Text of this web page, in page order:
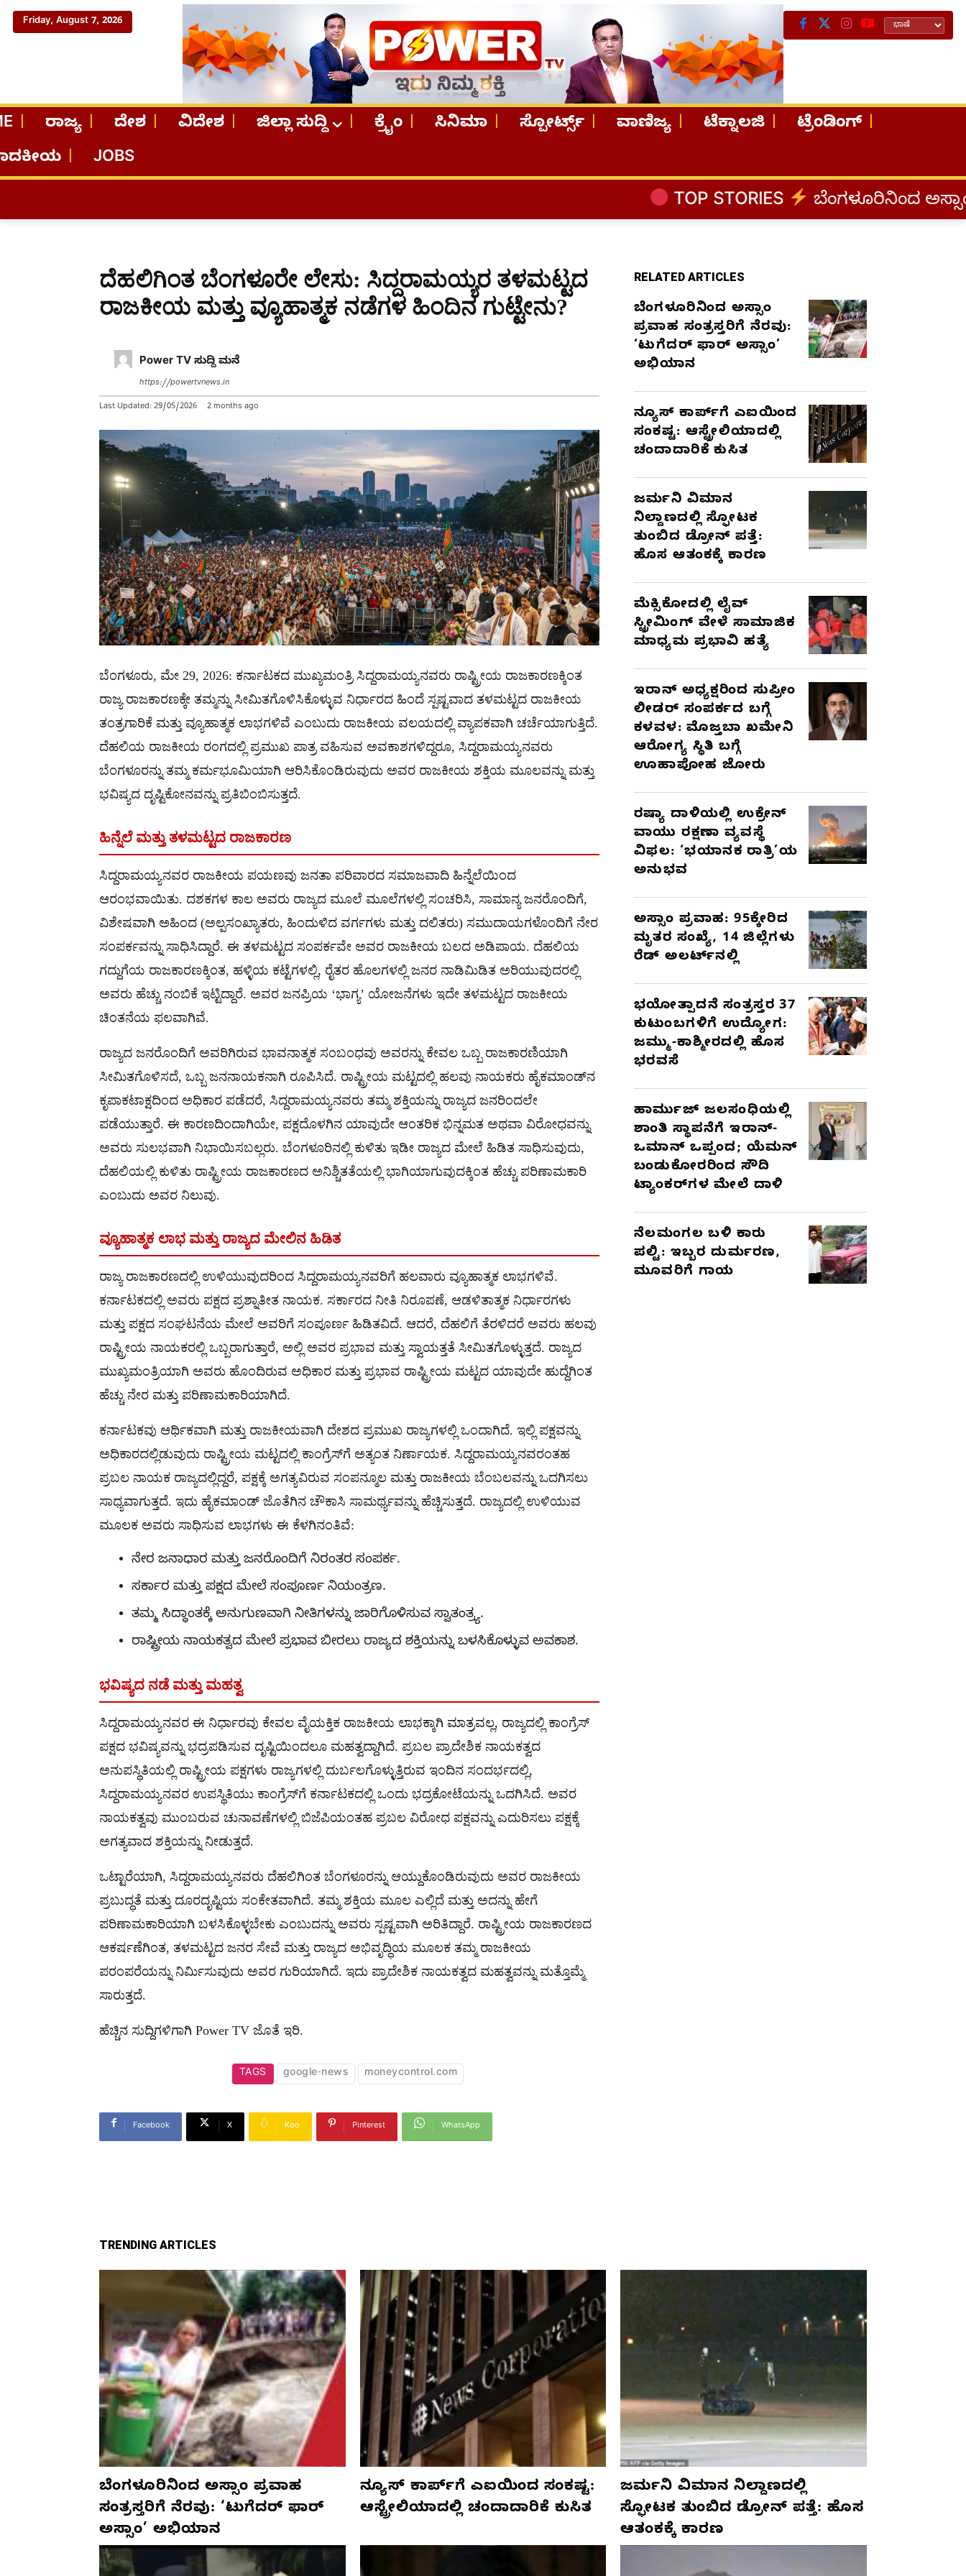
Friday, August 7, 2026
ರಾಜ್ಯ ದೇಶ ವಿದೇಶ ಜಿಲ್ಲಾ ಸುದ್ದಿ ಕ್ರೈಂ ಸಿನಿಮಾ ಸ್ಪೋರ್ಟ್ಸ್ ವಾಣಿಜ್ಯ ಟೆಕ್ನಾಲಜಿ
ಟ್ರೆಂಡಿಂಗ್
JOBS
ಬೆಂಗಳೂರಿನಿಂದ ಅಸ್ಸಾಂ ಪ್ರವಾಹ
ದೆಹಲಿಗಿಂತ ಬೆಂಗಳೂರೇ ಲೇಸು: ಸಿದ್ದರಾಮಯ್ಯರ ತಳಮಟ್ಟದ
ರಾಜಕೀಯ ಮತ್ತು ವ್ಯೂಹಾತ್ಮಕ ನಡೆಗಳ ಹಿಂದಿನ ಗುಟ್ಟೇನು?
Power TV ಸುದ್ದಿ ಮನೆ
https://powertvnews.in
Last Updated: 29/05/2026 2 months ago
ಬೆಂಗಳೂರು, ಮೇ 29, 2026: ಕರ್ನಾಟಕದ ಮುಖ್ಯಮಂತ್ರಿ ಸಿದ್ದರಾಮಯ್ಯನವರು ರಾಷ್ಟ್ರೀಯ ರಾಜಕಾರಣಕ್ಕಿಂತ
ರಾಜ್ಯ ರಾಜಕಾರಣಕ್ಕೇ ತಮ್ಮನ್ನು ಸೀಮಿತಗೊಳಿಸಿಕೊಳ್ಳುವ ನಿರ್ಧಾರದ ಹಿಂದೆ ಸ್ಪಷ್ಟವಾದ ತಳಮಟ್ಟದ ರಾಜಕೀಯ
ತಂತ್ರಗಾರಿಕೆ ಮತ್ತು ವ್ಯೂಹಾತ್ಮಕ ಲಾಭಗಳಿವೆ ಎಂಬುದು ರಾಜಕೀಯ ವಲಯದಲ್ಲಿ ವ್ಯಾಪಕವಾಗಿ ಚರ್ಚೆಯಾಗುತ್ತಿದೆ.
ದೆಹಲಿಯ ರಾಜಕೀಯ ರಂಗದಲ್ಲಿ ಪ್ರಮುಖ ಪಾತ್ರ ವಹಿಸುವ ಅವಕಾಶಗಳಿದ್ದರೂ, ಸಿದ್ದರಾಮಯ್ಯನವರು
ಬೆಂಗಳೂರನ್ನು ತಮ್ಮ ಕರ್ಮಭೂಮಿಯಾಗಿ ಆರಿಸಿಕೊಂಡಿರುವುದು ಅವರ ರಾಜಕೀಯ ಶಕ್ತಿಯ ಮೂಲವನ್ನು ಮತ್ತು
ಭವಿಷ್ಯದ ದೃಷ್ಟಿಕೋನವನ್ನು ಪ್ರತಿಬಿಂಬಿಸುತ್ತದೆ.
ಹಿನ್ನೆಲೆ ಮತ್ತು ತಳಮಟ್ಟದ ರಾಜಕಾರಣ
ಸಿದ್ದರಾಮಯ್ಯನವರ ರಾಜಕೀಯ ಪಯಣವು ಜನತಾ ಪರಿವಾರದ ಸಮಾಜವಾದಿ ಹಿನ್ನೆಲೆಯಿಂದ
ಆರಂಭವಾಯಿತು. ದಶಕಗಳ ಕಾಲ ಅವರು ರಾಜ್ಯದ ಮೂಲೆ ಮೂಲೆಗಳಲ್ಲಿ ಸಂಚರಿಸಿ, ಸಾಮಾನ್ಯ ಜನರೊಂದಿಗೆ,
ವಿಶೇಷವಾಗಿ ಅಹಿಂದ (ಅಲ್ಪಸಂಖ್ಯಾತರು, ಹಿಂದುಳಿದ ವರ್ಗಗಳು ಮತ್ತು ದಲಿತರು) ಸಮುದಾಯಗಳೊಂದಿಗೆ ನೇರ
ಸಂಪರ್ಕವನ್ನು ಸಾಧಿಸಿದ್ದಾರೆ. ಈ ತಳಮಟ್ಟದ ಸಂಪರ್ಕವೇ ಅವರ ರಾಜಕೀಯ ಬಲದ ಅಡಿಪಾಯ. ದೆಹಲಿಯ
ಗದ್ದುಗೆಯ ರಾಜಕಾರಣಕ್ಕಿಂತ, ಹಳ್ಳಿಯ ಕಟ್ಟೆಗಳಲ್ಲಿ, ರೈತರ ಹೊಲಗಳಲ್ಲಿ ಜನರ ನಾಡಿಮಿಡಿತ ಅರಿಯುವುದರಲ್ಲಿ
ಅವರು ಹೆಚ್ಚು ನಂಬಿಕೆ ಇಟ್ಟಿದ್ದಾರೆ. ಅವರ ಜನಪ್ರಿಯ ‘ಭಾಗ್ಯ’ ಯೋಜನೆಗಳು ಇದೇ ತಳಮಟ್ಟದ ರಾಜಕೀಯ
ಚಿಂತನೆಯ ಫಲವಾಗಿವೆ.
ರಾಜ್ಯದ ಜನರೊಂದಿಗೆ ಅವರಿಗಿರುವ ಭಾವನಾತ್ಮಕ ಸಂಬಂಧವು ಅವರನ್ನು ಕೇವಲ ಒಬ್ಬ ರಾಜಕಾರಣಿಯಾಗಿ
ಸೀಮಿತಗೊಳಿಸದೆ, ಒಬ್ಬ ಜನನಾಯಕನಾಗಿ ರೂಪಿಸಿದೆ. ರಾಷ್ಟ್ರೀಯ ಮಟ್ಟದಲ್ಲಿ ಹಲವು ನಾಯಕರು ಹೈಕಮಾಂಡ್‌ನ
ಕೃಪಾಕಟಾಕ್ಷದಿಂದ ಅಧಿಕಾರ ಪಡೆದರೆ, ಸಿದ್ದರಾಮಯ್ಯನವರು ತಮ್ಮ ಶಕ್ತಿಯನ್ನು ರಾಜ್ಯದ ಜನರಿಂದಲೇ
ಪಡೆಯುತ್ತಾರೆ. ಈ ಕಾರಣದಿಂದಾಗಿಯೇ, ಪಕ್ಷದೊಳಗಿನ ಯಾವುದೇ ಆಂತರಿಕ ಭಿನ್ನಮತ ಅಥವಾ ವಿರೋಧವನ್ನು
ಅವರು ಸುಲಭವಾಗಿ ನಿಭಾಯಿಸಬಲ್ಲರು. ಬೆಂಗಳೂರಿನಲ್ಲಿ ಕುಳಿತು ಇಡೀ ರಾಜ್ಯದ ಮೇಲೆ ಹಿಡಿತ ಸಾಧಿಸುವುದು,
ದೆಹಲಿಯಲ್ಲಿ ಕುಳಿತು ರಾಷ್ಟ್ರೀಯ ರಾಜಕಾರಣದ ಅನಿಶ್ಚಿತತೆಯಲ್ಲಿ ಭಾಗಿಯಾಗುವುದಕ್ಕಿಂತ ಹೆಚ್ಚು ಪರಿಣಾಮಕಾರಿ
ಎಂಬುದು ಅವರ ನಿಲುವು.
ವ್ಯೂಹಾತ್ಮಕ ಲಾಭ ಮತ್ತು ರಾಜ್ಯದ ಮೇಲಿನ ಹಿಡಿತ
ರಾಜ್ಯ ರಾಜಕಾರಣದಲ್ಲಿ ಉಳಿಯುವುದರಿಂದ ಸಿದ್ದರಾಮಯ್ಯನವರಿಗೆ ಹಲವಾರು ವ್ಯೂಹಾತ್ಮಕ ಲಾಭಗಳಿವೆ.
ಕರ್ನಾಟಕದಲ್ಲಿ ಅವರು ಪಕ್ಷದ ಪ್ರಶ್ನಾತೀತ ನಾಯಕ. ಸರ್ಕಾರದ ನೀತಿ ನಿರೂಪಣೆ, ಆಡಳಿತಾತ್ಮಕ ನಿರ್ಧಾರಗಳು
ಮತ್ತು ಪಕ್ಷದ ಸಂಘಟನೆಯ ಮೇಲೆ ಅವರಿಗೆ ಸಂಪೂರ್ಣ ಹಿಡಿತವಿದೆ. ಆದರೆ, ದೆಹಲಿಗೆ ತೆರಳಿದರೆ ಅವರು ಹಲವು
ರಾಷ್ಟ್ರೀಯ ನಾಯಕರಲ್ಲಿ ಒಬ್ಬರಾಗುತ್ತಾರೆ, ಅಲ್ಲಿ ಅವರ ಪ್ರಭಾವ ಮತ್ತು ಸ್ವಾಯತ್ತತೆ ಸೀಮಿತಗೊಳ್ಳುತ್ತದೆ. ರಾಜ್ಯದ
ಮುಖ್ಯಮಂತ್ರಿಯಾಗಿ ಅವರು ಹೊಂದಿರುವ ಅಧಿಕಾರ ಮತ್ತು ಪ್ರಭಾವ ರಾಷ್ಟ್ರೀಯ ಮಟ್ಟದ ಯಾವುದೇ ಹುದ್ದೆಗಿಂತ
ಹೆಚ್ಚು ನೇರ ಮತ್ತು ಪರಿಣಾಮಕಾರಿಯಾಗಿದೆ.
ಕರ್ನಾಟಕವು ಆರ್ಥಿಕವಾಗಿ ಮತ್ತು ರಾಜಕೀಯವಾಗಿ ದೇಶದ ಪ್ರಮುಖ ರಾಜ್ಯಗಳಲ್ಲಿ ಒಂದಾಗಿದೆ. ಇಲ್ಲಿ ಪಕ್ಷವನ್ನು
ಅಧಿಕಾರದಲ್ಲಿಡುವುದು ರಾಷ್ಟ್ರೀಯ ಮಟ್ಟದಲ್ಲಿ ಕಾಂಗ್ರೆಸ್‌ಗೆ ಅತ್ಯಂತ ನಿರ್ಣಾಯಕ. ಸಿದ್ದರಾಮಯ್ಯನವರಂತಹ
ಪ್ರಬಲ ನಾಯಕ ರಾಜ್ಯದಲ್ಲಿದ್ದರೆ, ಪಕ್ಷಕ್ಕೆ ಅಗತ್ಯವಿರುವ ಸಂಪನ್ಮೂಲ ಮತ್ತು ರಾಜಕೀಯ ಬೆಂಬಲವನ್ನು ಒದಗಿಸಲು
ಸಾಧ್ಯವಾಗುತ್ತದೆ. ಇದು ಹೈಕಮಾಂಡ್ ಜೊತೆಗಿನ ಚೌಕಾಸಿ ಸಾಮರ್ಥ್ಯವನ್ನು ಹೆಚ್ಚಿಸುತ್ತದೆ. ರಾಜ್ಯದಲ್ಲಿ ಉಳಿಯುವ
ಮೂಲಕ ಅವರು ಸಾಧಿಸುವ ಲಾಭಗಳು ಈ ಕೆಳಗಿನಂತಿವೆ:
ನೇರ ಜನಾಧಾರ ಮತ್ತು ಜನರೊಂದಿಗೆ ನಿರಂತರ ಸಂಪರ್ಕ.
ಸರ್ಕಾರ ಮತ್ತು ಪಕ್ಷದ ಮೇಲೆ ಸಂಪೂರ್ಣ ನಿಯಂತ್ರಣ.
ತಮ್ಮ ಸಿದ್ಧಾಂತಕ್ಕೆ ಅನುಗುಣವಾಗಿ ನೀತಿಗಳನ್ನು ಜಾರಿಗೊಳಿಸುವ ಸ್ವಾತಂತ್ರ್ಯ.
ರಾಷ್ಟ್ರೀಯ ನಾಯಕತ್ವದ ಮೇಲೆ ಪ್ರಭಾವ ಬೀರಲು ರಾಜ್ಯದ ಶಕ್ತಿಯನ್ನು ಬಳಸಿಕೊಳ್ಳುವ ಅವಕಾಶ.
ಭವಿಷ್ಯದ ನಡೆ ಮತ್ತು ಮಹತ್ವ
ಸಿದ್ದರಾಮಯ್ಯನವರ ಈ ನಿರ್ಧಾರವು ಕೇವಲ ವೈಯಕ್ತಿಕ ರಾಜಕೀಯ ಲಾಭಕ್ಕಾಗಿ ಮಾತ್ರವಲ್ಲ, ರಾಜ್ಯದಲ್ಲಿ ಕಾಂಗ್ರೆಸ್
ಪಕ್ಷದ ಭವಿಷ್ಯವನ್ನು ಭದ್ರಪಡಿಸುವ ದೃಷ್ಟಿಯಿಂದಲೂ ಮಹತ್ವದ್ದಾಗಿದೆ. ಪ್ರಬಲ ಪ್ರಾದೇಶಿಕ ನಾಯಕತ್ವದ
ಅನುಪಸ್ಥಿತಿಯಲ್ಲಿ ರಾಷ್ಟ್ರೀಯ ಪಕ್ಷಗಳು ರಾಜ್ಯಗಳಲ್ಲಿ ದುರ್ಬಲಗೊಳ್ಳುತ್ತಿರುವ ಇಂದಿನ ಸಂದರ್ಭದಲ್ಲಿ,
ಸಿದ್ದರಾಮಯ್ಯನವರ ಉಪಸ್ಥಿತಿಯು ಕಾಂಗ್ರೆಸ್‌ಗೆ ಕರ್ನಾಟಕದಲ್ಲಿ ಒಂದು ಭದ್ರಕೋಟೆಯನ್ನು ಒದಗಿಸಿದೆ. ಅವರ
ನಾಯಕತ್ವವು ಮುಂಬರುವ ಚುನಾವಣೆಗಳಲ್ಲಿ ಬಿಜೆಪಿಯಂತಹ ಪ್ರಬಲ ವಿರೋಧ ಪಕ್ಷವನ್ನು ಎದುರಿಸಲು ಪಕ್ಷಕ್ಕೆ
ಅಗತ್ಯವಾದ ಶಕ್ತಿಯನ್ನು ನೀಡುತ್ತದೆ.
ಒಟ್ಟಾರೆಯಾಗಿ, ಸಿದ್ದರಾಮಯ್ಯನವರು ದೆಹಲಿಗಿಂತ ಬೆಂಗಳೂರನ್ನು ಆಯ್ದುಕೊಂಡಿರುವುದು ಅವರ ರಾಜಕೀಯ
ಪ್ರಬುದ್ಧತೆ ಮತ್ತು ದೂರದೃಷ್ಟಿಯ ಸಂಕೇತವಾಗಿದೆ. ತಮ್ಮ ಶಕ್ತಿಯ ಮೂಲ ಎಲ್ಲಿದೆ ಮತ್ತು ಅದನ್ನು ಹೇಗೆ
ಪರಿಣಾಮಕಾರಿಯಾಗಿ ಬಳಸಿಕೊಳ್ಳಬೇಕು ಎಂಬುದನ್ನು ಅವರು ಸ್ಪಷ್ಟವಾಗಿ ಅರಿತಿದ್ದಾರೆ. ರಾಷ್ಟ್ರೀಯ ರಾಜಕಾರಣದ
ಆಕರ್ಷಣೆಗಿಂತ, ತಳಮಟ್ಟದ ಜನರ ಸೇವೆ ಮತ್ತು ರಾಜ್ಯದ ಅಭಿವೃದ್ಧಿಯ ಮೂಲಕ ತಮ್ಮ ರಾಜಕೀಯ
ಪರಂಪರೆಯನ್ನು ನಿರ್ಮಿಸುವುದು ಅವರ ಗುರಿಯಾಗಿದೆ. ಇದು ಪ್ರಾದೇಶಿಕ ನಾಯಕತ್ವದ ಮಹತ್ವವನ್ನು ಮತ್ತೊಮ್ಮೆ
ಸಾರುತ್ತದೆ.
ಹೆಚ್ಚಿನ ಸುದ್ದಿಗಳಿಗಾಗಿ Power TV ಜೊತೆ ಇರಿ.
TAGS google-news moneycontrol.com
Facebook X Koo Pinterest WhatsApp
RELATED ARTICLES
ಬೆಂಗಳೂರಿನಿಂದ ಅಸ್ಸಾಂ
ಪ್ರವಾಹ ಸಂತ್ರಸ್ತರಿಗೆ ನೆರವು:
‘ಟುಗೆದರ್ ಫಾರ್ ಅಸ್ಸಾಂ’
ಅಭಿಯಾನ
ನ್ಯೂಸ್ ಕಾರ್ಪ್‌ಗೆ ಎಐಯಿಂದ
ಸಂಕಷ್ಟ: ಆಸ್ಟ್ರೇಲಿಯಾದಲ್ಲಿ
ಚಂದಾದಾರಿಕೆ ಕುಸಿತ
ಜರ್ಮನಿ ವಿಮಾನ
ನಿಲ್ದಾಣದಲ್ಲಿ ಸ್ಫೋಟಕ
ತುಂಬಿದ ಡ್ರೋನ್ ಪತ್ತೆ:
ಹೊಸ ಆತಂಕಕ್ಕೆ ಕಾರಣ
ಮೆಕ್ಸಿಕೋದಲ್ಲಿ ಲೈವ್
ಸ್ಟ್ರೀಮಿಂಗ್ ವೇಳೆ ಸಾಮಾಜಿಕ
ಮಾಧ್ಯಮ ಪ್ರಭಾವಿ ಹತ್ಯೆ
ಇರಾನ್ ಅಧ್ಯಕ್ಷರಿಂದ ಸುಪ್ರೀಂ
ಲೀಡರ್ ಸಂಪರ್ಕದ ಬಗ್ಗೆ
ಕಳವಳ: ಮೊಜ್ತಬಾ ಖಮೇನಿ
ಆರೋಗ್ಯ ಸ್ಥಿತಿ ಬಗ್ಗೆ
ಊಹಾಪೋಹ ಜೋರು
ರಷ್ಯಾ ದಾಳಿಯಲ್ಲಿ ಉಕ್ರೇನ್
ವಾಯು ರಕ್ಷಣಾ ವ್ಯವಸ್ಥೆ
ವಿಫಲ: ‘ಭಯಾನಕ ರಾತ್ರಿ’ಯ
ಅನುಭವ
ಅಸ್ಸಾಂ ಪ್ರವಾಹ: 95ಕ್ಕೇರಿದ
ಮೃತರ ಸಂಖ್ಯೆ, 14 ಜಿಲ್ಲೆಗಳು
ರೆಡ್ ಅಲರ್ಟ್‌ನಲ್ಲಿ
ಭಯೋತ್ಪಾದನೆ ಸಂತ್ರಸ್ತರ 37
ಕುಟುಂಬಗಳಿಗೆ ಉದ್ಯೋಗ:
ಜಮ್ಮು-ಕಾಶ್ಮೀರದಲ್ಲಿ ಹೊಸ
ಭರವಸೆ
ಹಾರ್ಮುಜ್ ಜಲಸಂಧಿಯಲ್ಲಿ
ಶಾಂತಿ ಸ್ಥಾಪನೆಗೆ ಇರಾನ್-
ಒಮಾನ್ ಒಪ್ಪಂದ; ಯೆಮನ್
ಬಂಡುಕೋರರಿಂದ ಸೌದಿ
ಟ್ಯಾಂಕರ್‌ಗಳ ಮೇಲೆ ದಾಳಿ
ನೆಲಮಂಗಲ ಬಳಿ ಕಾರು
ಪಲ್ಟಿ: ಇಬ್ಬರ ದುರ್ಮರಣ,
ಮೂವರಿಗೆ ಗಾಯ
TRENDING ARTICLES
ಬೆಂಗಳೂರಿನಿಂದ ಅಸ್ಸಾಂ ಪ್ರವಾಹ
ಸಂತ್ರಸ್ತರಿಗೆ ನೆರವು: ‘ಟುಗೆದರ್ ಫಾರ್
ಅಸ್ಸಾಂ’ ಅಭಿಯಾನ
ನ್ಯೂಸ್ ಕಾರ್ಪ್‌ಗೆ ಎಐಯಿಂದ ಸಂಕಷ್ಟ:
ಆಸ್ಟ್ರೇಲಿಯಾದಲ್ಲಿ ಚಂದಾದಾರಿಕೆ ಕುಸಿತ
ಜರ್ಮನಿ ವಿಮಾನ ನಿಲ್ದಾಣದಲ್ಲಿ
ಸ್ಫೋಟಕ ತುಂಬಿದ ಡ್ರೋನ್ ಪತ್ತೆ: ಹೊಸ
ಆತಂಕಕ್ಕೆ ಕಾರಣ